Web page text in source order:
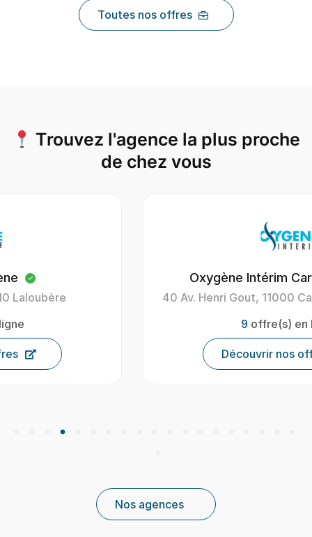
Toutes nos offres
Trouvez l'agence la plus proche
de chez vous
Oxygène Intérim Carcassonne
40 Av. Henri Gout, 11000 Carcassonne, France
Nos agences